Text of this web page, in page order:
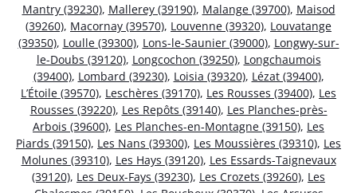
Mantry (39230), Mallerey (39190), Malange (39700), Maisod
(39260), Macornay (39570), Louvenne (39320), Louvatange
(39350), Loulle (39300), Lons-le-Saunier (39000), Longwy-sur-
le-Doubs (39120), Longcochon (39250), Longchaumois
(39400), Lombard (39230), Loisia (39320), Lézat (39400),
L’Étoile (39570), Leschères (39170), Les Rousses (39400), Les
Rousses (39220), Les Repôts (39140), Les Planches-près-
Arbois (39600), Les Planches-en-Montagne (39150), Les
Piards (39150), Les Nans (39300), Les Moussières (39310), Les
Molunes (39310), Les Hays (39120), Les Essards-Taignevaux
(39120), Les Deux-Fays (39230), Les Crozets (39260), Les